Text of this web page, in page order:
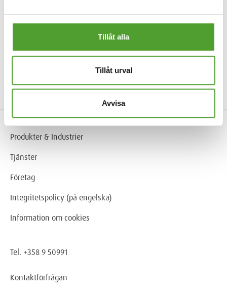
Tillåt alla
Tillåt urval
Avvisa
Produkter & Industrier
Tjänster
Företag
Integritetspolicy (på engelska)
Information om cookies
Tel. +358 9 50991
Kontaktförfrågan